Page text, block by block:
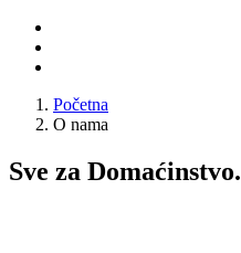
Početna
O nama
Sve za Domaćinstvo.